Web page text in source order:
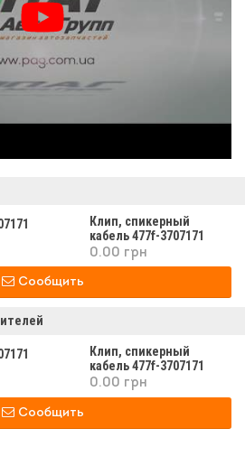
Клип, спикерный
кабель 477f-3707171
0.00 грн
Сообщить
Клип, спикерный
кабель 477f-3707171
0.00 грн
Сообщить